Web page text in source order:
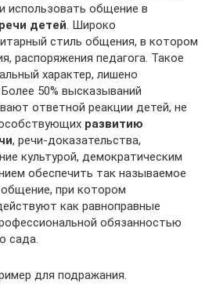
использовать общение в
детей. Широко
стиль общения, в котором
распоряжения педагога. Такое
характер, лишено
50% высказываний
ответной реакции детей, не
развитию
, речи-доказательства,
культурой, демократическим
обеспечить так называемое
при котором
как равноправные
обязанностью
сада.
для подражания.